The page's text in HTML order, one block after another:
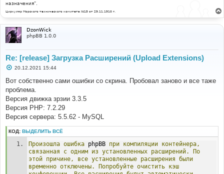
назначения".
Циркуляр Морского технического комитета №15 от 29.11.1910 г.
DzonWick
phpBB 1.0.0
Re: [release] Загрузка Расширений (Upload Extensions)
С
о
б
щ
е
н
и
е
20.12.2021 15:44
Вот собственно сами ошибки со скрина. Пробовал заново и все таже
проблема.
Версия движка зрзии 3.3.5
Версия PHP: 7.2.29
Версия сервера: 5.5.62 - MySQL
КОД: ВЫДЕЛИТЬ ВСЁ
Произошла ошибка phpBB при компиляции контейнера,
связанная
с одним из установленных расширений.
По
этой причине, все установленные расширения были
временно отключены. Попробуйте очистить кэш